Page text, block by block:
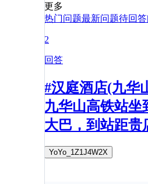
更多
热门问题最新问题待回
2
回答
#汉庭酒店(九华
九华山高铁站坐
大巴，到站距贵
YoYo_1Z1J4W2X